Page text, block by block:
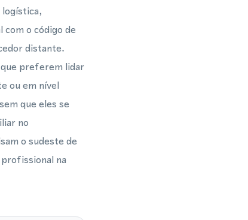
logística,
o código de
distante.
preferem lidar
ou em nível
que eles se
no
o sudeste de
na